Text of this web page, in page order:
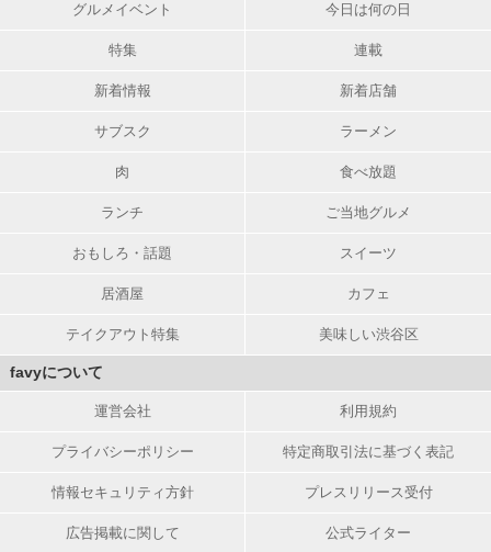
グルメイベント 今日は何の日
特集 連載
新着情報 新着店舗
サブスク ラーメン
肉 食べ放題
ランチ ご当地グルメ
おもしろ・話題 スイーツ
居酒屋 カフェ
テイクアウト特集 美味しい渋谷区
favyについて
運営会社 利用規約
プライバシーポリシー 特定商取引法に基づく表記
情報セキュリティ方針 プレスリリース受付
広告掲載に関して 公式ライター